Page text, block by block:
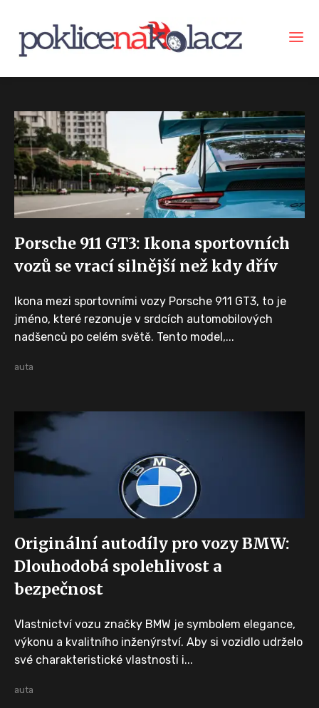
Porsche 911 GT3: Ikona sportovních
vozů se vrací silnější než kdy dřív
Ikona mezi sportovními vozy Porsche 911 GT3, to je
jméno, které rezonuje v srdcích automobilových
nadšenců po celém světě. Tento model,...
auta
Originální autodíly pro vozy BMW:
Dlouhodobá spolehlivost a
bezpečnost
Vlastnictví vozu značky BMW je symbolem elegance,
výkonu a kvalitního inženýrství. Aby si vozidlo udrželo
své charakteristické vlastnosti i...
auta